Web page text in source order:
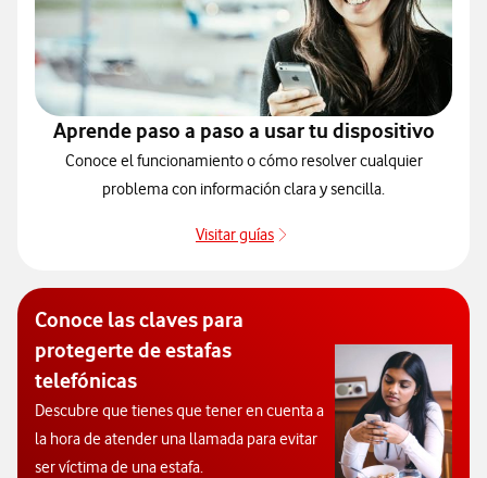
Aprende paso a paso a usar tu dispositivo
Conoce el funcionamiento o cómo resolver cualquier
problema con información clara y sencilla.
Visitar guías
Conoce las claves para
protegerte de estafas
telefónicas
Descubre que tienes que tener en cuenta a
la hora de atender una llamada para evitar
ser víctima de una estafa.